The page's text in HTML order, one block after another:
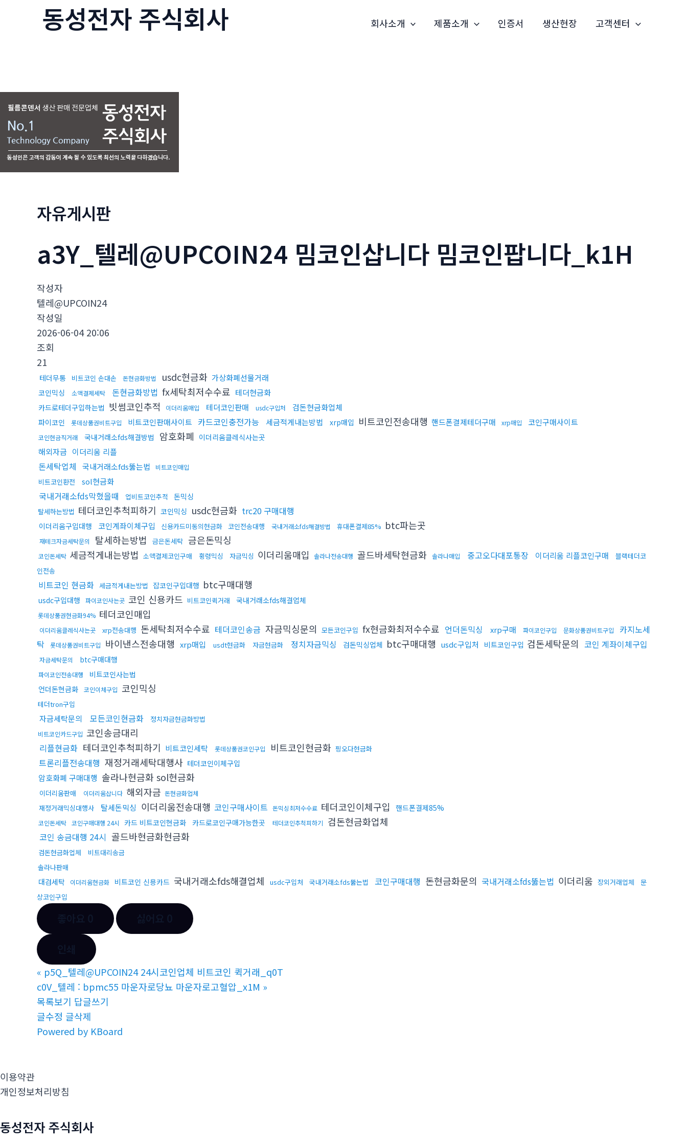
뛰
동성전자 주식회사 회사소개 제품소개 인증서 생산현장 고객센터
자유게시판
a3Y_텔레@UPCOIN24 밈코인삽니다 밈코인팝니다_k1H
작성자
텔레@UPCOIN24
작성일
2026-06-04 20:06
조회
21
테더무통 비트코인 손대손 돈현금화방법 usdc현금화 가상화폐선물거래
코인믹싱 소액결제세탁 돈현금화방법 fx세탁최저수수료 테더현금화
카드로테더구입하는법 빗썸코인추적 이더리움매입 테더코인판매 usdc구입처 검돈현금화업체
파이코인 롯데상품권비트구입 비트코인판매사이트 카드코인충전가능 세금적게내는방법 xrp매입 비트코인전송대행 핸드폰결제테더구매 xrp매입 코인구매사이트
코인현금직거래 국내거래소fds해결방법 암호화폐 이더리움클레식사는곳
해외자금 이더리움 리플
돈세탁업체 국내거래소fds뚫는법 비트코인매입
비트코인환전 sol현금화
국내거래소fds막혔을때 업비트코인추적 돈믹싱
탈세하는방법 테더코인추척피하기 코인믹싱 usdc현금화 trc20 구매대행
이더리움구입대행 코인계좌이체구입 신용카드미동의현금화 코인전송대행 국내거래소fds해결방법 휴대폰결제85% btc파는곳
재테크자금세탁문의 탈세하는방법 금은돈세탁 금은돈믹싱
코인돈세탁 세금적게내는방법 소액결제코인구매 횡령믹싱 자금믹싱 이더리움매입 솔라나전송대행 골드바세탁현금화 솔라나매입 중고오다대포통장 이더리움 리플코인구매
블랙테더코
인전송
비트코인 현금화 세금적게내는방법 잡코인구입대행 btc구매대행
usdc구입대행 파이코인사는곳 코인 신용카드 비트코인퀵거래 국내거래소fds해결업체
롯데상품권현금화94% 테더코인매입
이더리움클레식사는곳 xrp전송대행 돈세탁최저수수료 테더코인송금 자금믹싱문의 모든코인구입 fx현금화최저수수료 언더돈믹싱 xrp구매 파이코인구입 문화상품권비트구입
카지노세
탁
롯데상품권비트구입 바이낸스전송대행 xrp매입 usdt현금화 자금현금화 정치자금믹싱 검돈믹싱업체 btc구매대행 usdc구입처 비트코인구입 검돈세탁문의 코인 계좌이체구입
자금세탁문의 btc구매대행
파이코인전송대행
비트코인사는법
언더돈현금화
코인이체구입 코인믹싱
테더tron구입
자금세탁문의 모든코인현금화 정치자금현금화방법
비트코인카드구입 코인송금대리
리플현금화 테더코인추척피하기 비트코인세탁 롯데상품권코인구입 비트코인현금화 핑오다현금화
트론리플전송대행 재정거래세탁대행사 테더코인이체구입
암호화폐 구매대행 솔라나현금화 sol현금화
이더리움판매 이더리움삽니다 해외자금 돈현금화업체
재정거래믹싱대행사 탈세돈믹싱 이더리움전송대행 코인구매사이트 돈믹싱최저수수료 테더코인이체구입 핸드폰결제85%
코인돈세탁 코인구매대행 24시 카드 비트코인현금화 카드로코인구매가능한곳 테더코인추척피하기 검돈현금화업체
코인 송금대행 24시 골드바현금화현금화
검돈현금화업체
비트대리송금
솔라나판매
대검세탁 이더리움현금화 비트코인 신용카드 국내거래소fds해결업체 usdc구입처 국내거래소fds뚫는법 코인구매대행 돈현금화문의 국내거래소fds뚫는법 이더리움 장외거래업체
문
상코인구입
« p5Q_텔레@UPCOIN24 24시코인업체 비트코인 퀵거래_q0T
c0V_텔레 : bpmc55 마운자로당뇨 마운자로고혈압_x1M »
목록보기 답글쓰기
글수정 글삭제
Powered by KBoard
이용약관
개인정보처리방침
동성전자 주식회사